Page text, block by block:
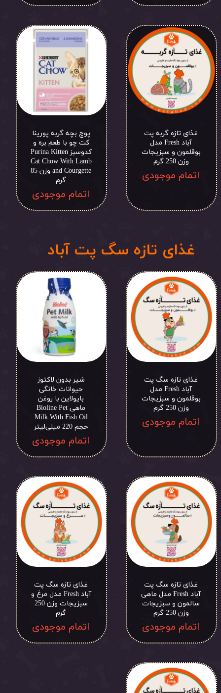
غذای تازه گربه پت
آباد Fresh مدل
بوقلمون و سبزیجات
وزن 250 گرم
اتمام موجودی
پوچ بچه گربه پورینا
کت چو با طعم بره و
کدوسبز Purina Kitten
Cat Chow With Lamb
and Courgette وزن 85
گرم
اتمام موجودی
غذای تازه سگ پت آباد
غذای تازه سگ پت
آباد Fresh مدل
بوقلمون و سبزیجات
وزن 250 گرم
اتمام موجودی
شیر بدون لاکتوز
حیوانات خانگی
بایولاین با روغن
ماهی Bioline Pet
Milk With Fish Oil
حجم 220 میلی‌لیتر
اتمام موجودی
غذای تازه سگ پت
آباد Fresh مدل ماهی
سالمون و سبزیجات
وزن 250 گرم
اتمام موجودی
غذای تازه سگ پت
آباد Fresh مدل مرغ و
سبزیجات وزن 250
گرم
اتمام موجودی